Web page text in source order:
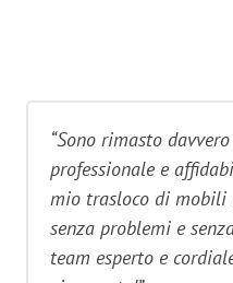
“Sono rimasto
professionale e
mio trasloco di mobili
senza problemi e
team esperto e